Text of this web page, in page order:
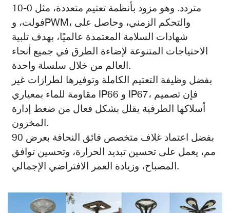
متردد. وهو مزود بأنظمة تعتيم متعددة، مثل 0-10
فولت، وPWM، والتحكم الزمني، وحاصل على
شهادات السلامة المعتمدة عالميًا، بهدف تلبية
الاحتياجات المتنوعة لإضاءة الطرق في جميع أنحاء
العالم من خلال سلسلة واحدة.
بفضل وظيفة التعتيم الكاملة وتوفيرها لطرازات غير
مقاومة للماء بمعياري IP66 و IP67، فإن تصميم
أسلاكها الطرفية يقلل بشكل فعال من ضغط إدارة
المخزون.
بفضل اعتماد غلاف متخصص فائق النحافة بعرض 90
مم، يعمل على تحسين تبديد الحرارة، وتحسين توافق
المصباح، وزيادة العمر الافتراضي الإجمالي.